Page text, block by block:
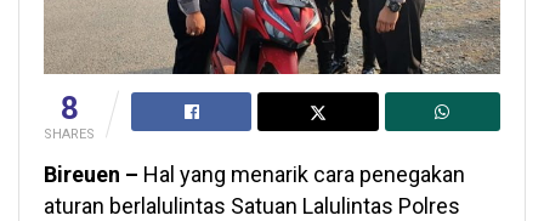
8
SHARES
Bireuen – Hal yang menarik cara penegakan
aturan berlalulintas Satuan Lalulintas Polres